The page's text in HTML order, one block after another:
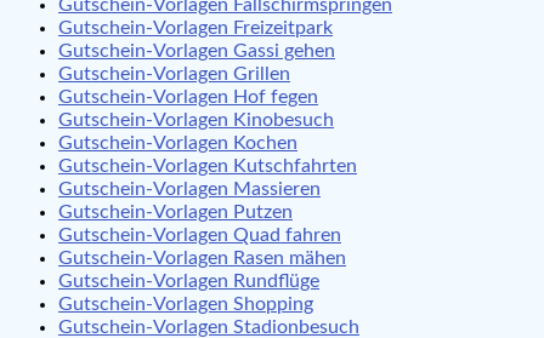
Gutschein-Vorlagen Fallschirmspringen
Gutschein-Vorlagen Freizeitpark
Gutschein-Vorlagen Gassi gehen
Gutschein-Vorlagen Grillen
Gutschein-Vorlagen Hof fegen
Gutschein-Vorlagen Kinobesuch
Gutschein-Vorlagen Kochen
Gutschein-Vorlagen Kutschfahrten
Gutschein-Vorlagen Massieren
Gutschein-Vorlagen Putzen
Gutschein-Vorlagen Quad fahren
Gutschein-Vorlagen Rasen mähen
Gutschein-Vorlagen Rundflüge
Gutschein-Vorlagen Shopping
Gutschein-Vorlagen Stadionbesuch